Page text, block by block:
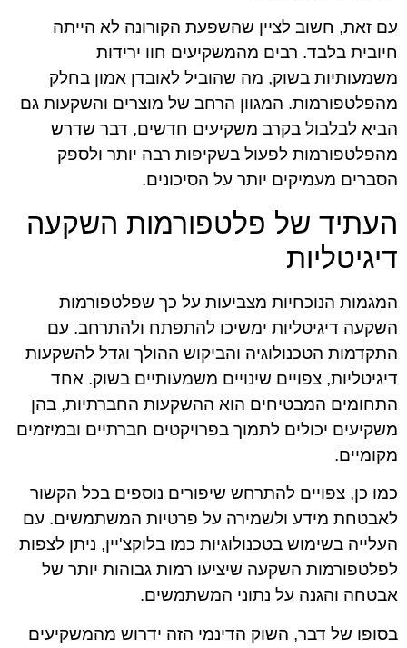
עם זאת, חשוב לציין שהשפעת הקורונה לא הייתה
חיובית בלבד. רבים מהמשקיעים חוו ירידות
משמעותיות בשוק, מה שהוביל לאובדן אמון בחלק
מהפלטפורמות. המגוון הרחב של מוצרים והשקעות גם
הביא לבלבול בקרב משקיעים חדשים, דבר שדרש
מהפלטפורמות לפעול בשקיפות רבה יותר ולספק
הסברים מעמיקים יותר על הסיכונים.
העתיד של פלטפורמות השקעה
דיגיטליות
המגמות הנוכחיות מצביעות על כך שפלטפורמות
השקעה דיגיטליות ימשיכו להתפתח ולהתרחב. עם
התקדמות הטכנולוגיה והביקוש ההולך וגדל להשקעות
דיגיטליות, צפויים שינויים משמעותיים בשוק. אחד
התחומים המבטיחים הוא ההשקעות החברתיות, בהן
משקיעים יכולים לתמוך בפרויקטים חברתיים ובמיזמים
מקומיים.
כמו כן, צפויים להתרחש שיפורים נוספים בכל הקשור
לאבטחת מידע ולשמירה על פרטיות המשתמשים. עם
העלייה בשימוש בטכנולוגיות כמו בלוקצ'יין, ניתן לצפות
לפלטפורמות השקעה שיציעו רמות גבוהות יותר של
אבטחה והגנה על נתוני המשתמשים.
בסופו של דבר, השוק הדינמי הזה ידרוש מהמשקיעים